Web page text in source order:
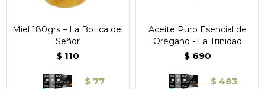
Miel 180grs – La Botica del
Señor
$ 110
$ 77
Aceite Puro Esencial de
Orégano - La Trinidad
$ 690
$ 483